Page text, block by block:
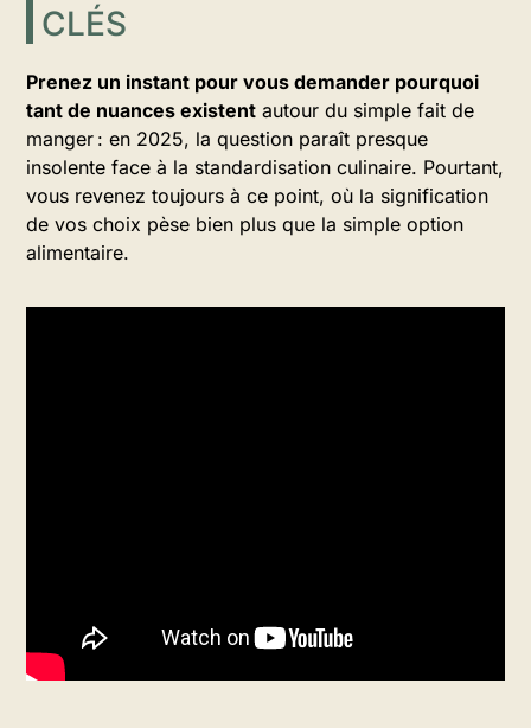
CLÉS
Prenez un instant pour vous demander pourquoi
tant de nuances existent autour du simple fait de
manger : en 2025, la question paraît presque
insolente face à la standardisation culinaire. Pourtant,
vous revenez toujours à ce point, où la signification
de vos choix pèse bien plus que la simple option
alimentaire.